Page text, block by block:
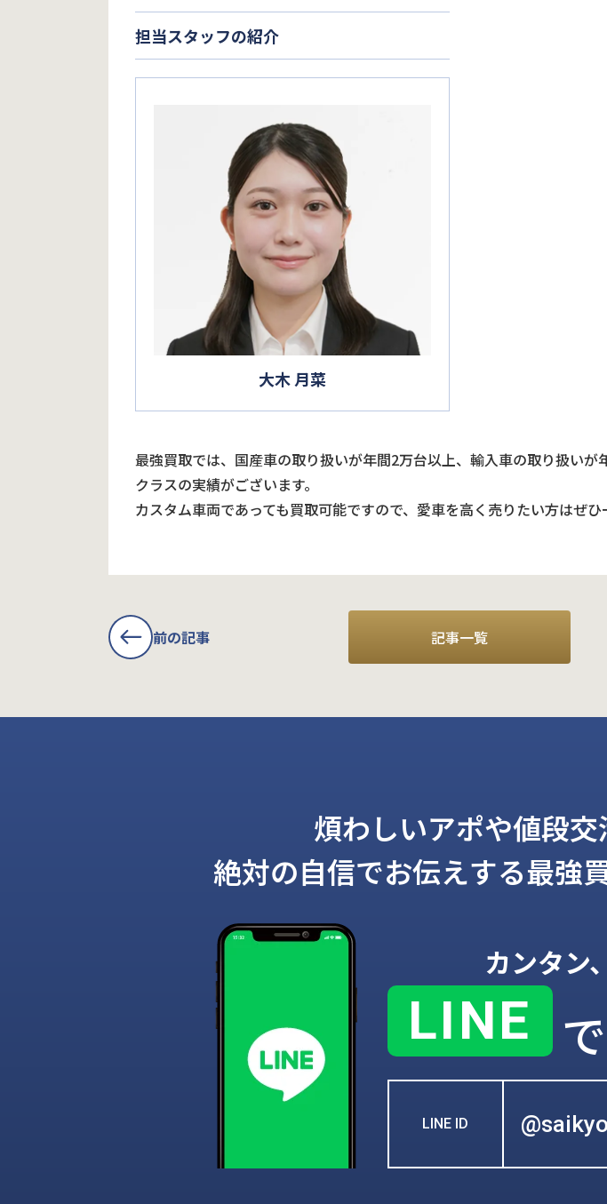
担当スタッフの紹介
大木 月菜
最強買取では、国産車の取り扱いが年間2万台以上、輸入車の取り扱いが
クラスの実績がございます。
カスタム車両であっても買取可能ですので、愛車を高く売りたい方はぜひ
前の記事 記事一覧
煩わしいアポや値段
絶対の自信でお伝えする最強
カンタン
LINE で
LINE ID